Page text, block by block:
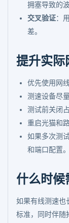
拥塞导致的波
交叉验证：
差。
提升实际
优先使用网
测速设备尽
测试前关闭
重启光猫和
如果多次测
和端口配置。
什么时候
如果有线测速也
标准，同时伴随